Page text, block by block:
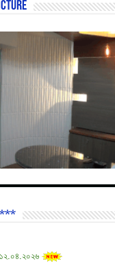
***
১২.০৪.২০২৬